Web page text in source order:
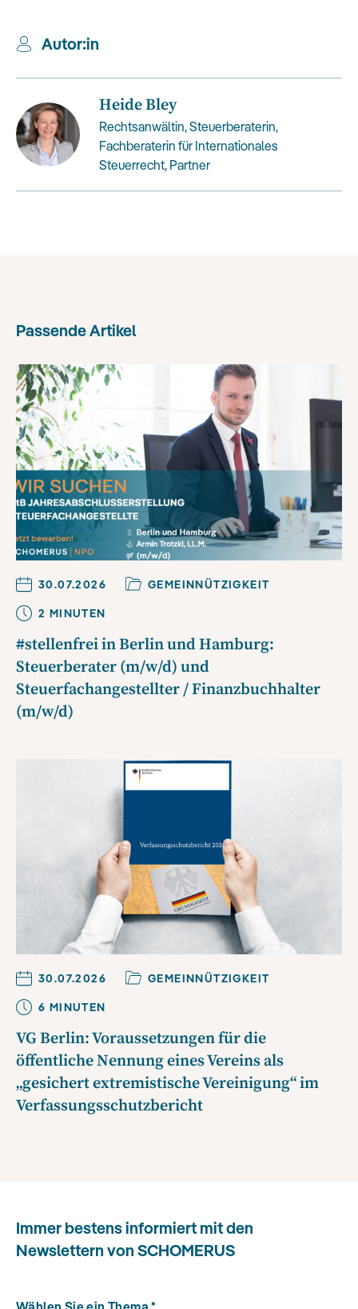
Autor:in
Heide Bley
Rechtsanwältin, Steuerberaterin,
Fachberaterin für Internationales
Steuerrecht, Partner
Passende Artikel
30.07.2026
GEMEINNÜTZIGKEIT
2 MINUTEN
#stellenfrei in Berlin und Hamburg:
Steuerberater (m/w/d) und
Steuerfachangestellter / Finanzbuchhalter
(m/w/d)
30.07.2026
GEMEINNÜTZIGKEIT
6 MINUTEN
VG Berlin: Voraussetzungen für die
öffentliche Nennung eines Vereins als
„gesichert extremistische Vereinigung“ im
Verfassungsschutzbericht
Immer bestens informiert mit den
Newslettern von SCHOMERUS